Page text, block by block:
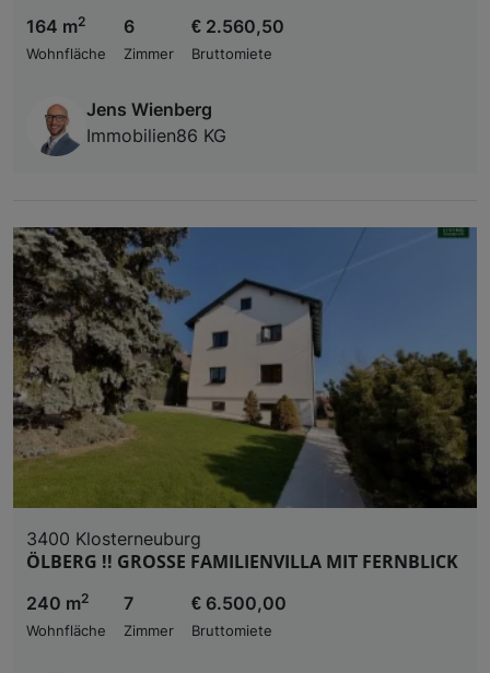
164 m2
Wohnfläche
6
Zimmer
€ 2.560,50
Bruttomiete
Jens Wienberg
Immobilien86 KG
3400 Klosterneuburg
ÖLBERG !! GROSSE FAMILIENVILLA MIT FERNBLICK
240 m2
Wohnfläche
7
Zimmer
€ 6.500,00
Bruttomiete